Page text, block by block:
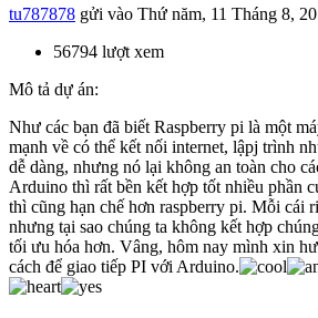
tu787878 gửi vào Thứ năm, 11 Tháng 8,
56794 lượt xem
Mô tả dự án:
Như các bạn đã biết Raspberry pi là một
mạnh về có thể kết nối internet, lậpj trình
dễ dàng, nhưng nó lại không an toàn cho
Arduino thì rất bền kết hợp tốt nhiều phần
thì cũng hạn chế hơn raspberry pi. Mỗi cái
nhưng tại sao chúng ta không kết hợp
tối ưu hóa hơn. Vâng, hôm nay mình xin
cách để giao tiếp PI với Arduino.